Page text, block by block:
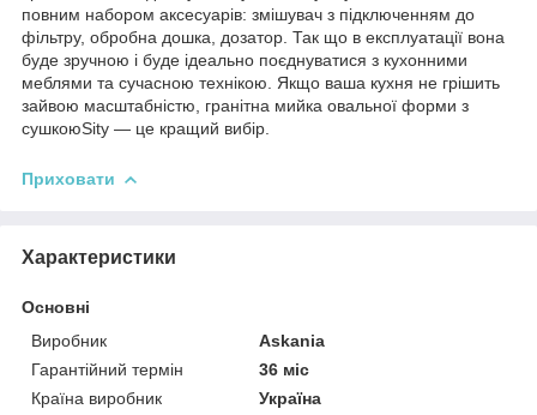
повним набором аксесуарів: змішувач з підключенням до
фільтру, обробна дошка, дозатор. Так що в експлуатації вона
буде зручною і буде ідеально поєднуватися з кухонними
меблями та сучасною технікою. Якщо ваша кухня не грішить
зайвою масштабністю, гранітна мийка овальної форми з
сушкоюSity — це кращий вибір.
Приховати
Характеристики
Основні
Виробник
Askania
Гарантійний термін
36 міс
Країна виробник
Україна